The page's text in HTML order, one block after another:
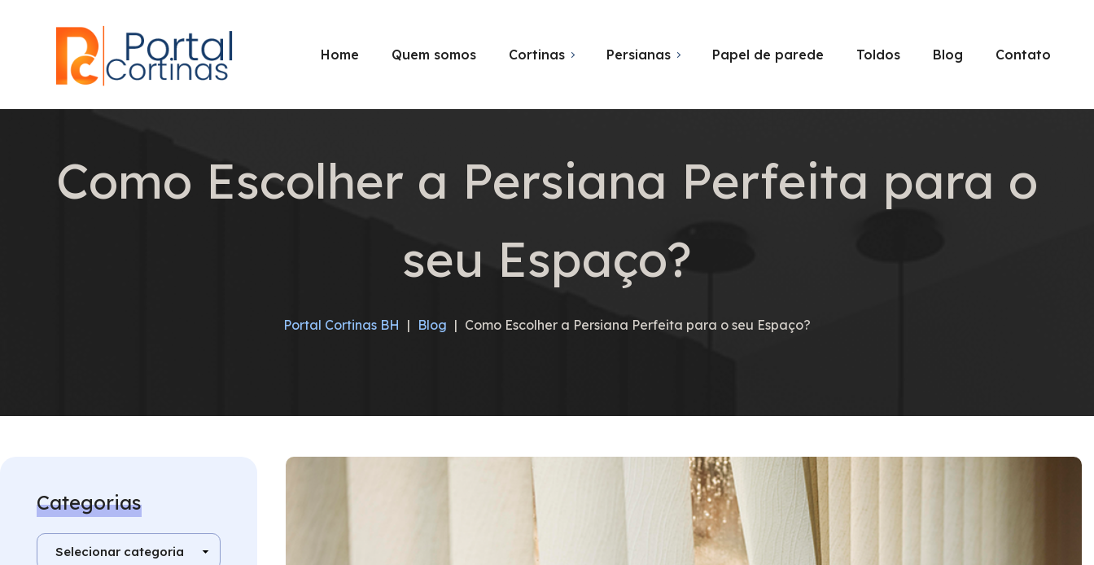
Home Quem somos Cortinas Persianas Papel de parede Toldos Blog Contato
Como Escolher a Persiana Perfeita para o
seu Espaço?
Portal Cortinas BH | Blog | Como Escolher a Persiana Perfeita para o seu Espaço?
Categorias